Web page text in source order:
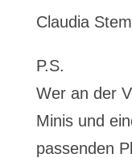
Claudia
P.S.
Wer an der
Minis und
passenden